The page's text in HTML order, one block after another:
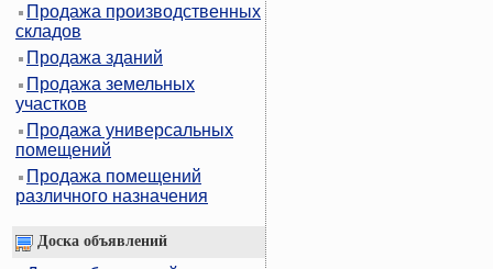
Продажа производственных
складов
Продажа зданий
Продажа земельных
участков
Продажа универсальных
помещений
Продажа помещений
различного назначения
Доска объявлений